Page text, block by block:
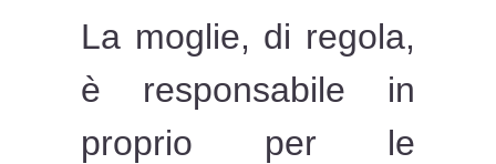
La moglie, di regola,
è responsabile in
proprio per le